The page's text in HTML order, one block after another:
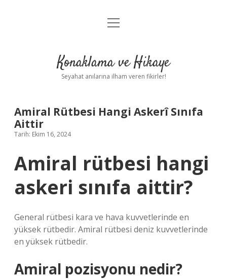
Anasayfa
Yasal Uyarı
menüyü
Konaklama ve Hikaye
Seyahat anılarına ilham veren fikirler!
Amiral Rütbesi Hangi Askerî Sınıfa
Aittir
Tarih: Ekim 16, 2024
Amiral rütbesi hangi
askeri sınıfa aittir?
General rütbesi kara ve hava kuvvetlerinde en
yüksek rütbedir. Amiral rütbesi deniz kuvvetlerinde
en yüksek rütbedir.
Amiral pozisyonu nedir?